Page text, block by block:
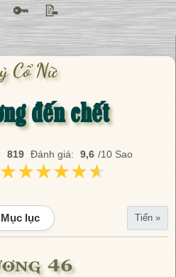
🔑 📝
Cổ Nữ
đến chết
819 Đánh giá: 9,6 /10 Sao
lục Tiến »
46